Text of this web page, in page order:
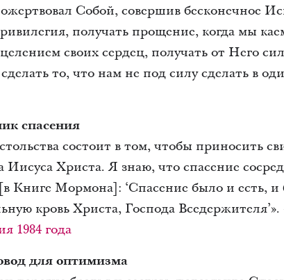
Собой, совершив бесконечное
получать прощение, когда мы
своих сердец, получать от Него
то, что нам не под силу сделать в
спасения
состоит в том, чтобы приносить
Иисуса Христа. Я знаю, что спасение
Книге Мормона]: ‘Спасение было и есть, и
кровь Христа, Господа
1984 года
для оптимизма